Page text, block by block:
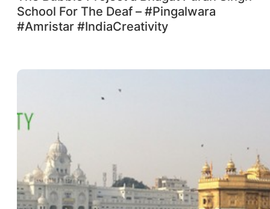
School For The Deaf – #Pingalwara
#Amristar #IndiaCreativity